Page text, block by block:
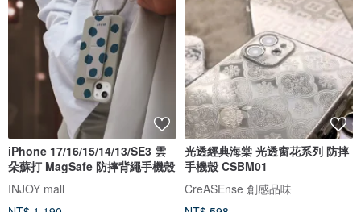
iPhone 17/16/15/14/13/SE3 雲
朵蘇打 MagSafe 防摔背繩手機殼
INJOY mall
光透經典海棠 光透窗花系列 防摔
手機殼 CSBM01
CreASEnse 創感品味